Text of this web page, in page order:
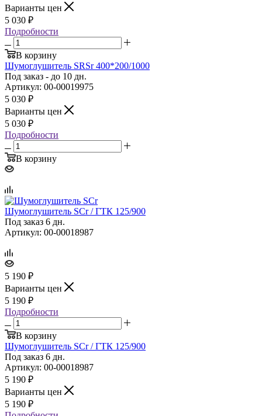
Варианты цен
5 030 ₽
Подробности
В корзину
Шумоглушитель SRSr 400*200/1000
Под заказ - до 10 дн.
Артикул: 00-00019975
5 030 ₽
Варианты цен
5 030 ₽
Подробности
В корзину
Шумоглушитель SCr / ГТК 125/900
Под заказ 6 дн.
Артикул: 00-00018987
5 190 ₽
Варианты цен
5 190 ₽
Подробности
В корзину
Шумоглушитель SCr / ГТК 125/900
Под заказ 6 дн.
Артикул: 00-00018987
5 190 ₽
Варианты цен
5 190 ₽